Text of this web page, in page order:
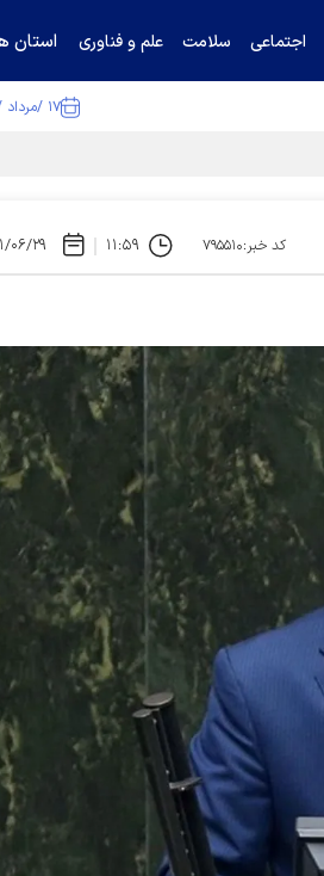
اجتماعی سلامت علم و فناوری استان
۱۷ /مرداد /۱۴۰۵
کد خبر:۷۹۵۵۱۰ ۱۱:۵۹ ۱۴۰۱/